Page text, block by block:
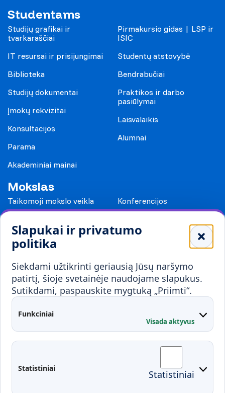
Slapukai ir privatumo
politika
Siekdami užtikrinti geriausią Jūsų naršymo
patirtį, šioje svetainėje naudojame slapukus.
Sutikdami, paspauskite mygtuką „Priimti“.
Funkciniai
Visada aktyvus
Statistiniai Statistiniai
Studentams
Studijų grafikai ir
tvarkaraščiai
IT resursai ir prisijungimai
Biblioteka
Studijų dokumentai
Įmokų rekvizitai
Konsultacijos
Parama
Akademiniai mainai
Pirmakursio gidas | LSP ir
ISIC
Studentų atstovybė
Bendrabučiai
Praktikos ir darbo
pasiūlymai
Laisvalaikis
Alumnai
Mokslas
Taikomoji mokslo veikla
Konferencijos
Mokykloms
Visuomenei ir verslui
Mokymai ir konsultavimas
Partnerystės
Karjera
Kontaktai
Administracija
Fakultetai
Studentų atstovybė